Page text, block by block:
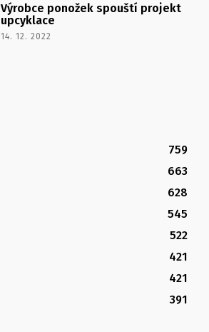
Výrobce ponožek spouští projekt
upcyklace
14. 12. 2022
759
663
628
545
522
421
421
391